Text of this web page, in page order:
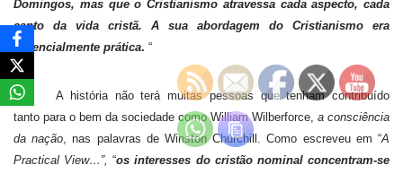
Domingos, mas que o Cristianismo atravessa cada aspecto, cada
canto da vida cristã. A sua abordagem do Cristianismo era
essencialmente prática. “
A história não terá muitas pessoas que tenham contribuído
tanto para o bem da sociedade como William Wilberforce, a consciência
da nação, nas palavras de Winston Churchill. Como escreveu em “A
Practical View…”,“os interesses do cristão nominal concentram-se